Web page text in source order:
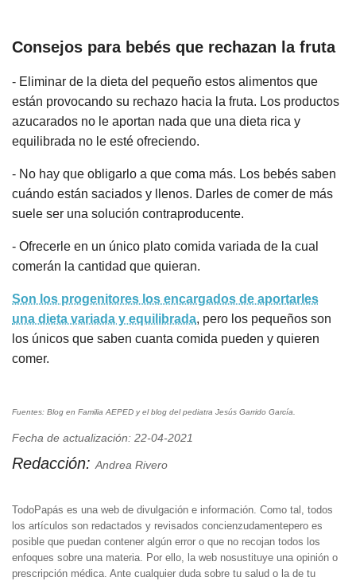
Consejos para bebés que rechazan la fruta
- Eliminar de la dieta del pequeño estos alimentos que
están provocando su rechazo hacia la fruta. Los productos
azucarados no le aportan nada que una dieta rica y
equilibrada no le esté ofreciendo.
- No hay que obligarlo a que coma más. Los bebés saben
cuándo están saciados y llenos. Darles de comer de más
suele ser una solución contraproducente.
- Ofrecerle en un único plato comida variada de la cual
comerán la cantidad que quieran.
Son los progenitores los encargados de aportarles
una dieta variada y equilibrada, pero los pequeños son
los únicos que saben cuanta comida pueden y quieren
comer.
Fuentes: Blog en Familia AEPED y el blog del pediatra Jesús Garrido García.
Fecha de actualización: 22-04-2021
Redacción: Andrea Rivero
TodoPapás es una web de divulgación e información. Como tal, todos
los artículos son redactados y revisados concienzudamentepero es
posible que puedan contener algún error o que no recojan todos los
enfoques sobre una materia. Por ello, la web nosustituye una opinión o
prescripción médica. Ante cualquier duda sobre tu salud o la de tu